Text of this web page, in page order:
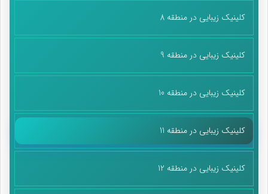
کلینیک زیبایی در منطقه 8
کلینیک زیبایی در منطقه 9
کلینیک زیبایی در منطقه 10
کلینیک زیبایی در منطقه 11
کلینیک زیبایی در منطقه 12